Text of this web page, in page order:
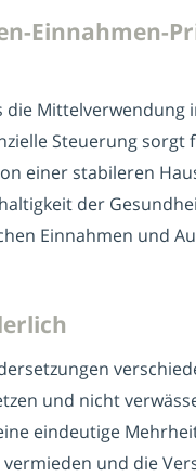
Einnahmen-
Mittelverwendung
Steuerung sorgt
einer stabileren
der
Einnahmen und
und nicht
eindeutige
und die